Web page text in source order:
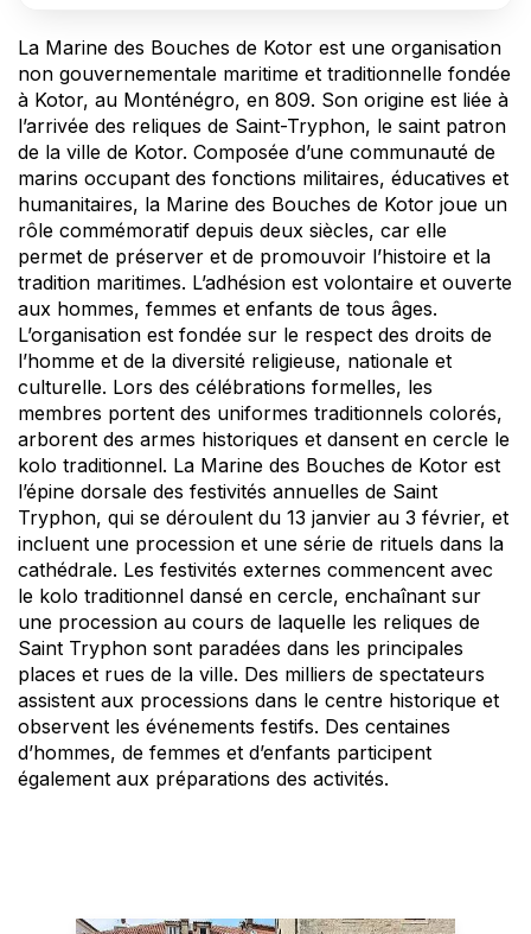
La Marine des Bouches de Kotor est une organisation
non gouvernementale maritime et traditionnelle fondée
à Kotor, au Monténégro, en 809. Son origine est liée à
l’arrivée des reliques de Saint-Tryphon, le saint patron
de la ville de Kotor. Composée d’une communauté de
marins occupant des fonctions militaires, éducatives et
humanitaires, la Marine des Bouches de Kotor joue un
rôle commémoratif depuis deux siècles, car elle
permet de préserver et de promouvoir l’histoire et la
tradition maritimes. L’adhésion est volontaire et ouverte
aux hommes, femmes et enfants de tous âges.
L’organisation est fondée sur le respect des droits de
l’homme et de la diversité religieuse, nationale et
culturelle. Lors des célébrations formelles, les
membres portent des uniformes traditionnels colorés,
arborent des armes historiques et dansent en cercle le
kolo traditionnel. La Marine des Bouches de Kotor est
l’épine dorsale des festivités annuelles de Saint
Tryphon, qui se déroulent du 13 janvier au 3 février, et
incluent une procession et une série de rituels dans la
cathédrale. Les festivités externes commencent avec
le kolo traditionnel dansé en cercle, enchaînant sur
une procession au cours de laquelle les reliques de
Saint Tryphon sont paradées dans les principales
places et rues de la ville. Des milliers de spectateurs
assistent aux processions dans le centre historique et
observent les événements festifs. Des centaines
d’hommes, de femmes et d’enfants participent
également aux préparations des activités.